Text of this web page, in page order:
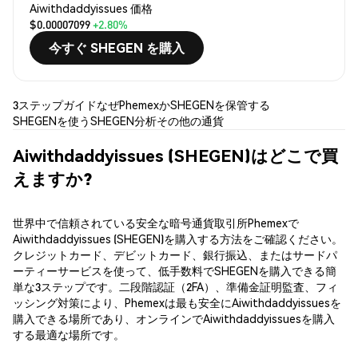
Aiwithdaddyissues 価格
$0.00007099+2.80%
今すぐ SHEGEN を購入
3ステップガイドなぜPhemexかSHEGENを保管する
SHEGENを使うSHEGEN分析その他の通貨
Aiwithdaddyissues (SHEGEN)はどこで買
えますか?
世界中で信頼されている安全な暗号通貨取引所Phemexで
Aiwithdaddyissues (SHEGEN)を購入する方法をご確認ください。
クレジットカード、デビットカード、銀行振込、またはサードパ
ーティーサービスを使って、低手数料でSHEGENを購入できる簡
単な3ステップです。二段階認証（2FA）、準備金証明監査、フィ
ッシング対策により、Phemexは最も安全にAiwithdaddyissuesを
購入できる場所であり、オンラインでAiwithdaddyissuesを購入
する最適な場所です。